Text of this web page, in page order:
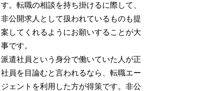
す。転職の相談を持ち掛けるに際して、
非公開求人として扱われているものも提
案してくれるようにお願いすることが大
事です。
派遣社員という身分で働いていた人が正
社員を目論むと言われるなら、転職エー
ジェントを利用した方が得策です。非公